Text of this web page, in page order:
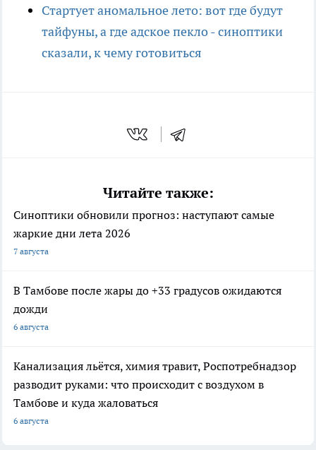
Стартует аномальное лето: вот где будут
тайфуны, а где адское пекло - синоптики
сказали, к чему готовиться
Читайте также:
Синоптики обновили прогноз: наступают самые
жаркие дни лета 2026
7 августа
В Тамбове после жары до +33 градусов ожидаются
дожди
6 августа
Канализация льётся, химия травит, Роспотребнадзор
разводит руками: что происходит с воздухом в
Тамбове и куда жаловаться
6 августа